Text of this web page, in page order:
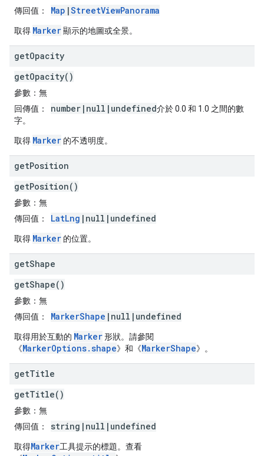
傳回值：
Map |StreetViewPanorama
取得 Marker顯示的地圖或全景。
getOpacity
getOpacity()
參數： 無
回傳值：
number|null|undefined介於 0.0 和 1.0 之間的數
字。
取得 Marker 的不透明度。
getPosition
getPosition()
參數： 無
傳回值：
LatLng |null|undefined
取得 Marker 的位置。
getShape
getShape()
參數： 無
傳回值：
MarkerShape |null|undefined
取得用於互動的 Marker形狀。請參閱
《MarkerOptions.shape》和《MarkerShape》。
getTitle
getTitle()
參數： 無
傳回值：
string|null|undefined
取得Marker工具提示的標題。查看